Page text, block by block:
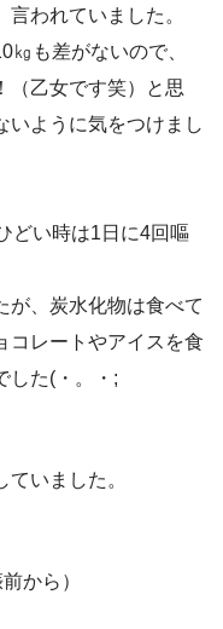
われていました。
も差がないので、
（乙女です笑）と思
いように気をつけまし
どい時は1日に4回嘔
が、炭水化物は食べて
コレートやアイスを食
した(・。・;
いました。
から）